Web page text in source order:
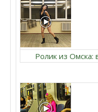
Ролик из Омска: